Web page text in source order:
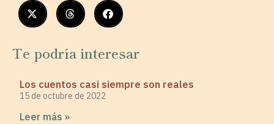
Te podría interesar
Los cuentos casi siempre son reales
15 de octubre de 2022
Leer más »